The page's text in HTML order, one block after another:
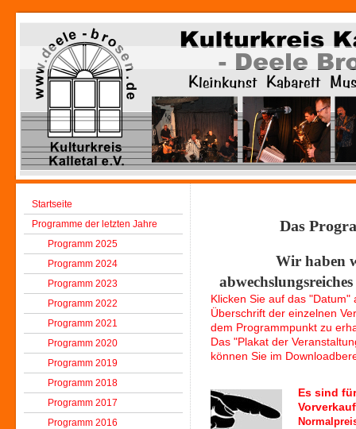
Startseite
Programme der letzten Jahre
Programm 2025
Programm 2024
Programm 2023
Programm 2022
Programm 2021
Programm 2020
Programm 2019
Programm 2018
Programm 2017
Programm 2016
Das
Wir haben
Klicken Sie auf das
Überschrift der einzelnen
dem Programmpunkt zu
Das "Plakat der
können Sie im
Es sind